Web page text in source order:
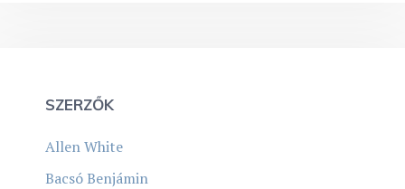
SZERZŐK
Allen White
Bacsó Benjámin